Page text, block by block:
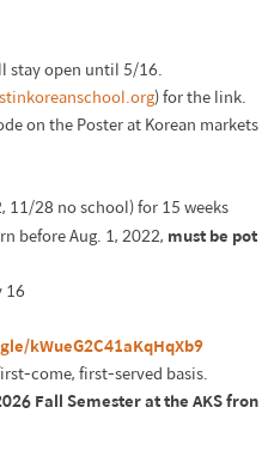
stay open until 5/16.
) for the link.
on the Poster at Korean markets
11/28 no school) for 15 weeks
before Aug. 1, 2022, must be pot
16
kWueG2C41aKqHqXb9
come, first-served basis.
6Fall Semester at the AKS fron